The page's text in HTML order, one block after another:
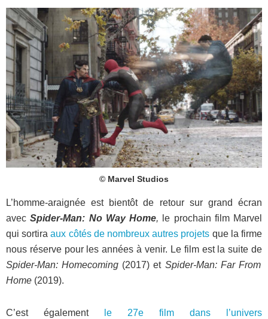
© Marvel Studios
L’homme-araignée est bientôt de retour sur grand écran
avecSpider-Man: No Way Home, le prochain film Marvel
qui sortiraaux côtés de nombreux autres projets que la firme
nous réserve pour les années à venir. Le film est la suite de
Spider-Man: Homecoming (2017) etSpider-Man: Far From
Home (2019).
C’est également
le 27e film dans l’univers